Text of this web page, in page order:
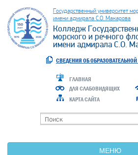
Государственный университет
имени адмирала С.О. Макарова
Колледж
морского и речного
имени адмирала С.О.
СВЕДЕНИЯ ОБ
ГЛАВНАЯ
ДЛЯ СЛАБОВИДЯЩИХ
КАРТА САЙТА
МЕНЮ